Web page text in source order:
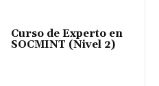
Curso de Experto en
SOCMINT (Nivel 2)